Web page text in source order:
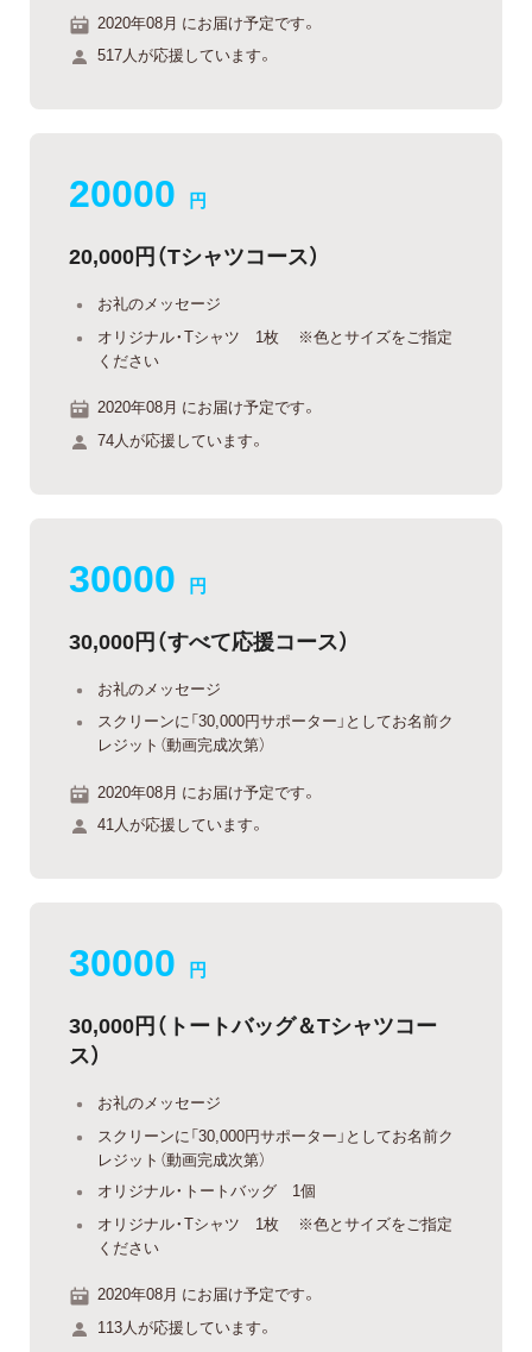
2020年08月 にお届け予定です。
517人が応援しています。
20000 円
20,000円（Tシャツコース）
お礼のメッセージ
オリジナル・Tシャツ 1枚 ※色とサイズをご指定
ください
2020年08月 にお届け予定です。
74人が応援しています。
30000 円
30,000円（すべて応援コース）
お礼のメッセージ
スクリーンに「30,000円サポーター」としてお名前ク
レジット（動画完成次第）
2020年08月 にお届け予定です。
41人が応援しています。
30000 円
30,000円（トートバッグ＆Tシャツコー
ス）
お礼のメッセージ
スクリーンに「30,000円サポーター」としてお名前ク
レジット（動画完成次第）
オリジナル・トートバッグ 1個
オリジナル・Tシャツ 1枚 ※色とサイズをご指定
ください
2020年08月 にお届け予定です。
113人が応援しています。